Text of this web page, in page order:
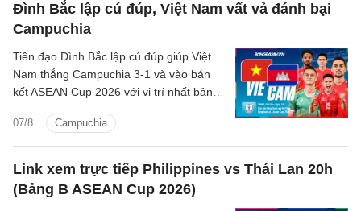
Đình Bắc lập cú đúp, Việt Nam vất vả đánh bại
Campuchia
07/8 Campuchia
Tiền đạo Đình Bắc lập cú đúp giúp Việt
Nam thắng Campuchia 3-1 và vào bán
kết ASEAN Cup 2026 với vị trí nhất bảng
Link xem trực tiếp Philippines vs Thái Lan 20h
(Bảng B ASEAN Cup 2026)